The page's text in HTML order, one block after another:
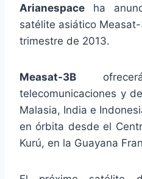
Arianespace ha
satélite asiático
trimestre de 2013.
Measat-3B
telecomunicaciones y
Malasia, India e
en órbita desde el
Kurú, en la Guayana